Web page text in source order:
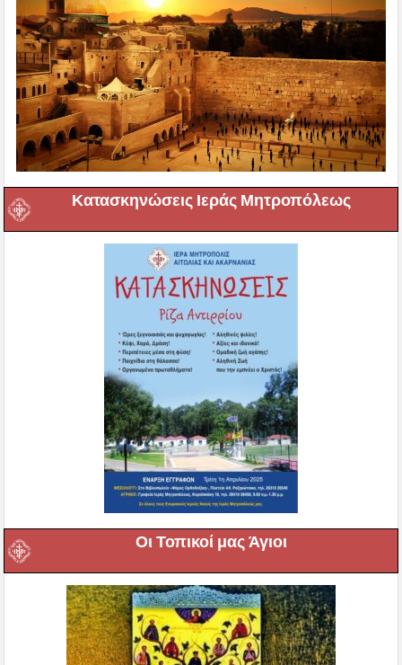
Κατασκηνώσεις Ιεράς Μητροπόλεως
Οι Τοπικοί μας Άγιοι